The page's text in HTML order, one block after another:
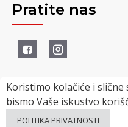
Pratite nas
Powered by uMagacin
Koristimo kolačiće i
bismo Vaše iskustvo
POLITIKA PRIVATNOSTI